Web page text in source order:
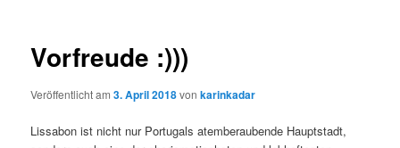
Vorfreude :)))
Veröffentlicht am3. April 2018vonkarinkadar
Lissabon ist nicht nur Portugals atemberaubende Hauptstadt,